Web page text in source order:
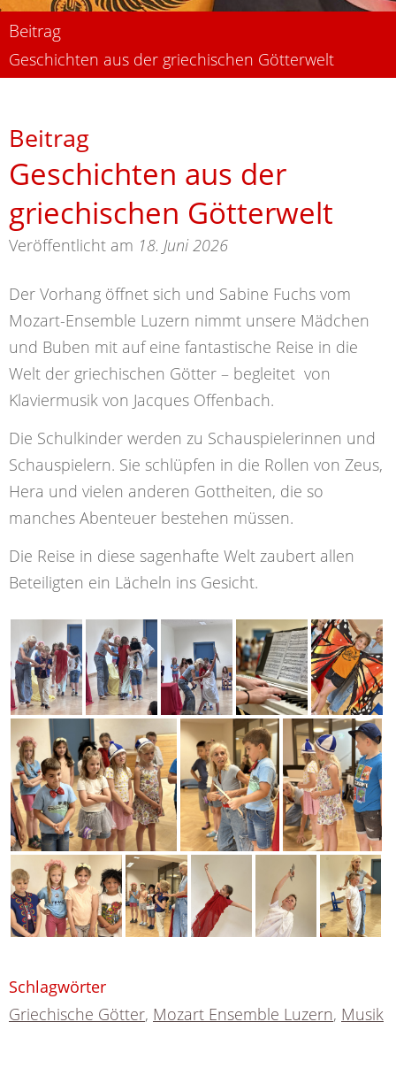
Beitrag
Geschichten aus der griechischen Götterwelt
Beitrag
Geschichten aus der
griechischen Götterwelt
Veröffentlicht am 18. Juni 2026
Der Vorhang öffnet sich und Sabine Fuchs vom
Mozart-Ensemble Luzern nimmt unsere Mädchen
und Buben mit auf eine fantastische Reise in die
Welt der griechischen Götter – begleitet von
Klaviermusik von Jacques Offenbach.
Die Schulkinder werden zu Schauspielerinnen und
Schauspielern. Sie schlüpfen in die Rollen von Zeus,
Hera und vielen anderen Gottheiten, die so
manches Abenteuer bestehen müssen.
Die Reise in diese sagenhafte Welt zaubert allen
Beteiligten ein Lächeln ins Gesicht.
Schlagwörter
Griechische Götter, Mozart Ensemble Luzern, Musik